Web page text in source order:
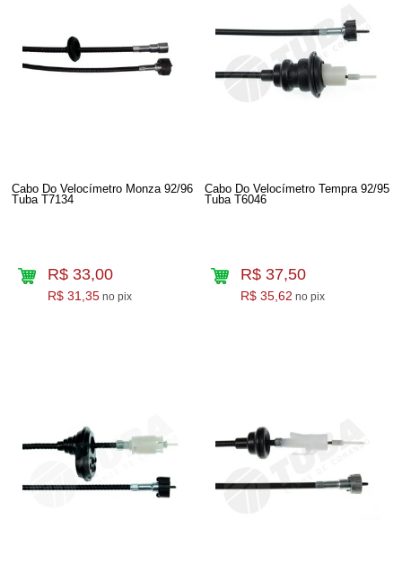
Cabo Do Velocímetro Monza 92/96
Tuba T7134
R$ 33,00
R$ 31,35 no pix
Cabo Do Velocímetro Tempra 92/95
Tuba T6046
R$ 37,50
R$ 35,62 no pix